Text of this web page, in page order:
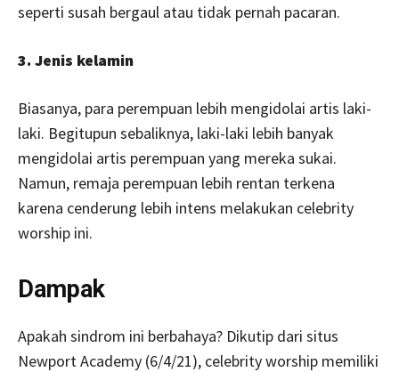
seperti susah bergaul atau tidak pernah pacaran.
3. Jenis kelamin
Biasanya, para perempuan lebih mengidolai artis laki-
laki. Begitupun sebaliknya, laki-laki lebih banyak
mengidolai artis perempuan yang mereka sukai.
Namun, remaja perempuan lebih rentan terkena
karena cenderung lebih intens melakukan celebrity
worship ini.
Dampak
Apakah sindrom ini berbahaya? Dikutip dari situs
Newport Academy (6/4/21), celebrity worship memiliki